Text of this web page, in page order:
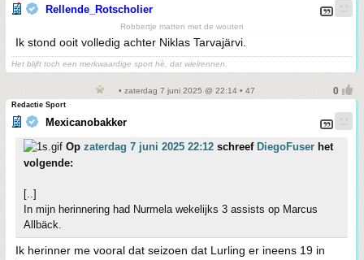
Rellende_Rotscholier
Robbertje matten met de wouten
Ik stond ooit volledig achter Niklas Tarvajärvi.
Het blijft toch een merkwaardige sport hè, dat wielrennen.
• zaterdag 7 juni 2025 @ 22:14 • 47
Redactie Sport
Mexicanobakker
Op zaterdag 7 juni 2025 22:12 schreef DiegoFuser het
volgende:
[..]
In mijn herinnering had Nurmela wekelijks 3 assists op Marcus
Allbäck.
Ik herinner me vooral dat seizoen dat Lurling er ineens 19 in